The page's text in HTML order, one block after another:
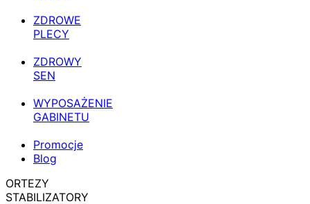
ZDROWE
PLECY
ZDROWY
SEN
WYPOSAŻENIE
GABINETU
Promocje
Blog
ORTEZY
STABILIZATORY